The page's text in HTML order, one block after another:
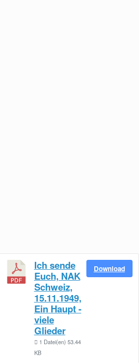
Ich sende
Euch, NAK
Schweiz,
15.11.1949,
Ein Haupt -
viele
Glieder
1 Datei(en) 53.44
KB
Download